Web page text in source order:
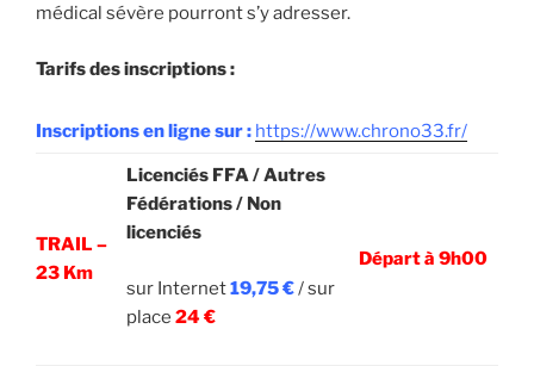
médical sévère pourront s’y adresser.
Tarifs des inscriptions :
Inscriptions en ligne sur : https://www.chrono33.fr/
TRAIL –
23 Km
Licenciés FFA / Autres
Fédérations / Non
licenciés
sur Internet19,75€/ sur
place 24€
Départ à 9h00